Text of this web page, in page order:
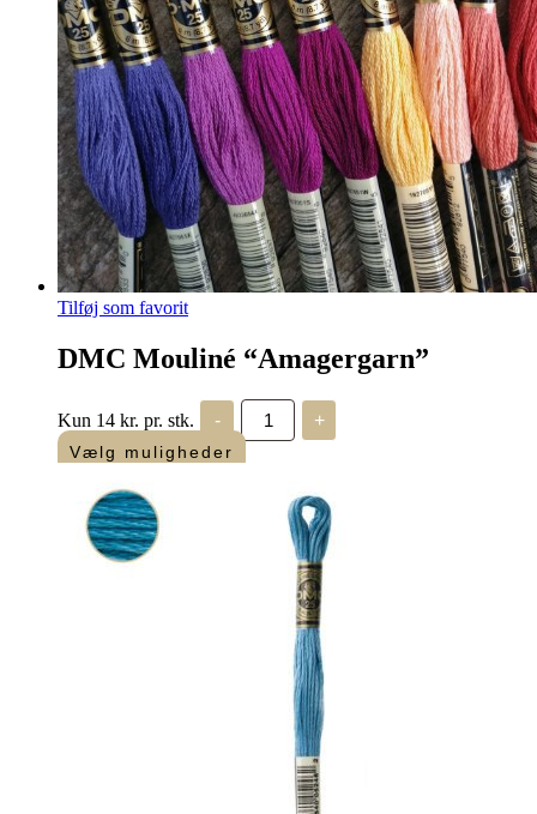
Tilføj som favorit
DMC Mouliné “Amagergarn”
Kun 14 kr. pr. stk. -
DMC
Mouliné
"Amagergarn"
antal
+
Vælg muligheder